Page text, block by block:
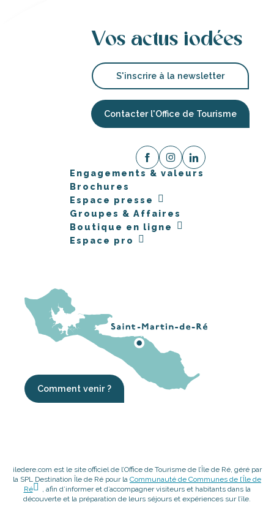
Vos actus iodées
S'inscrire à la newsletter
Contacter l'Office de Tourisme
Engagements & valeurs
Brochures
Espace presse
Groupes & Affaires
Boutique en ligne
Espace pro
Comment venir ?
iledere.com est le site officiel de l’Office de Tourisme de l’Île de Ré, géré par
la SPL Destination Île de Ré pour la Communauté de Communes de l’Île de
Ré
, afin d’informer et d’accompagner visiteurs et habitants dans la
découverte et la préparation de leurs séjours et expériences sur l’île.